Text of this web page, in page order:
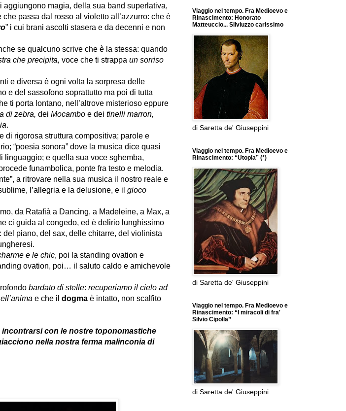
aggiungono magia, della sua band superlativa,
passa dal rosso al violetto all’azzurro: che è
” i cui brani ascolti stasera e da decenni e non
se qualcuno scrive che è la stessa: quando
che precipita, voce che ti strappa un sorriso
e diversa è ogni volta la sorpresa delle
e del sassofono soprattutto ma poi di tutta
ti porta lontano, nell’altrove misterioso eppure
di zebra, dei Mocambo e dei tinelli marron,
.
di rigorosa struttura compositiva; parole e
“poesia sonora” dove la musica dice quasi
linguaggio; e quella sua voce sghemba,
funambolica, ponte fra testo e melodia.
a ritrovare nella sua musica il nostro reale e
l’allegria e la delusione, e il gioco
da Ratafià a Dancing, a Madeleine, a Max, a
ci guida al congedo, ed è delirio lunghissimo
piano, del sax, delle chitarre, del violinista
e le chic, poi la standing ovation e
ovation, poi… il saluto caldo e amichevole
bardato di stelle: recuperiamo il cielo ad
e che il dogma è intatto, non scalfito
con le nostre toponomastiche
nella nostra ferma malinconia di
Viaggio nel tempo. Fra Medioevo e
Rinascimento: Honorato
Matteuccio... Silviuzzo carissimo
di Saretta de' Giuseppini
Viaggio nel tempo. Fra Medioevo e
Rinascimento: “Utopia” (*)
di Saretta de' Giuseppini
Viaggio nel tempo. Fra Medioevo e
Rinascimento: “I miracoli di fra'
Silvio Cipolla”
di Saretta de' Giuseppini